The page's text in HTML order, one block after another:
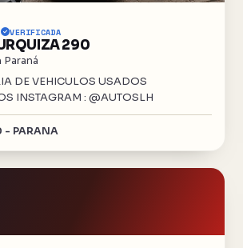
VERIFICADA
290
DE VEHICULOS USADOS
INSTAGRAM : @AUTOSLH
- PARANA